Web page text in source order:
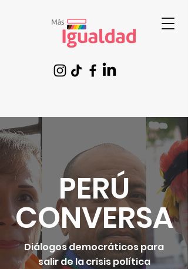
PERÚ
CONVERSA
Diálogos democráticos para
salir de la crisis política